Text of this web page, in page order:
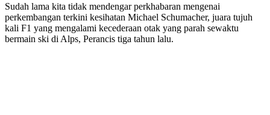
Sudah lama kita tidak mendengar perkhabaran mengenai
perkembangan terkini kesihatan Michael Schumacher, juara tujuh
kali F1 yang mengalami kecederaan otak yang parah sewaktu
bermain ski di Alps, Perancis tiga tahun lalu.